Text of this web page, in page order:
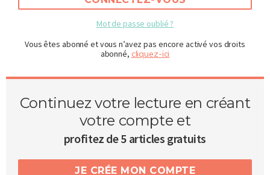
Mot de passe oublié ?
Vous êtes abonné et vous n’avez pas encore activé vos droits
abonné, cliquez-ici
Continuez votre lecture en créant
votre compte et
profitez de 5 articles gratuits
JE CRÉE MON COMPTE